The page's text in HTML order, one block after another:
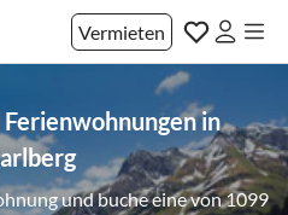
Vermieten
in
und buche eine von 1099